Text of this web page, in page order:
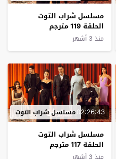
مسلسل شراب التوت
الحلقة 119 مترجم
منذ 3 أشهر
02:26:43مسلسل شراب التوت
مسلسل شراب التوت
الحلقة 117 مترجم